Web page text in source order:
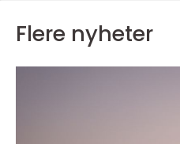
Flere nyheter